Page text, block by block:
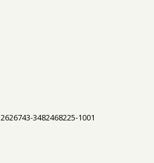
3482468225-1001